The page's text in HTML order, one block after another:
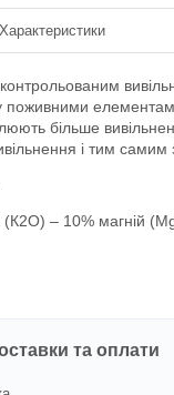
Характеристики
більше
і тим самим
– 10% магній
та оплати